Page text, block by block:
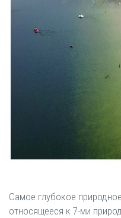
Самое глубокое
относящееся к 7-ми